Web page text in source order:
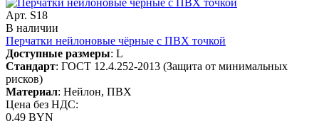
Арт. S18
В наличии
Перчатки нейлоновые чёрные с ПВХ точкой
Доступные размеры: L
Стандарт: ГОСТ 12.4.252-2013 (Защита от минимальных
рисков)
Материал: Нейлон, ПВХ
Цена без НДС:
0.49 BYN